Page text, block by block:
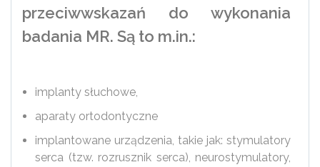
przeciwwskazań do wykonania
badania MR. Są to m.in.:
implanty słuchowe,
aparaty ortodontyczne
implantowane urządzenia, takie jak: stymulatory
serca (tzw. rozrusznik serca), neurostymulatory,